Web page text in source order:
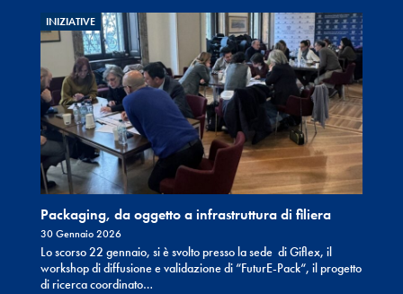
INIZIATIVE
Packaging, da oggetto a infrastruttura di filiera
30 Gennaio 2026
Lo scorso 22 gennaio, si è svolto presso la sede di Giflex, il
workshop di diffusione e validazione di “FuturE-Pack“, il progetto
di ricerca coordinato…